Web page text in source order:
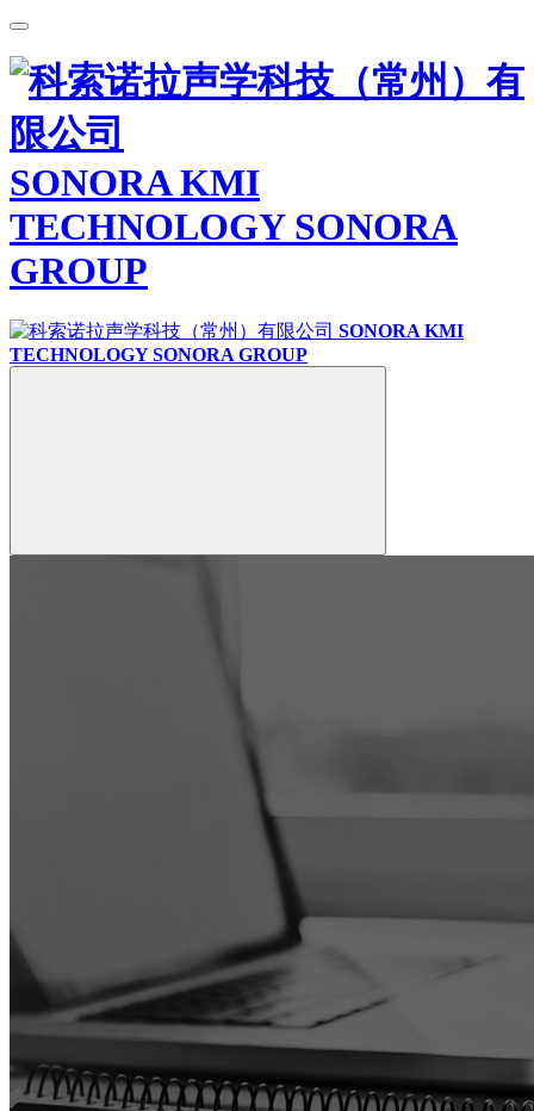
SONORA KMI
TECHNOLOGY SONORA
GROUP
SONORA KMI
TECHNOLOGYSONORA GROUP